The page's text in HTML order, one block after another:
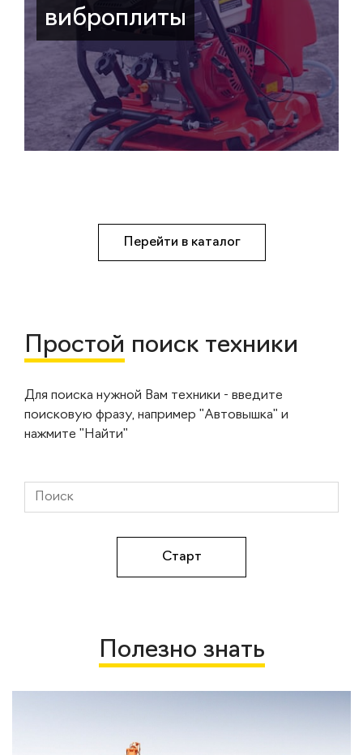
виброплиты
Перейти в каталог
Простой поиск техники
Для поиска нужной Вам техники - введите
поисковую фразу, например "Автовышка" и
нажмите "Найти"
Полезно знать